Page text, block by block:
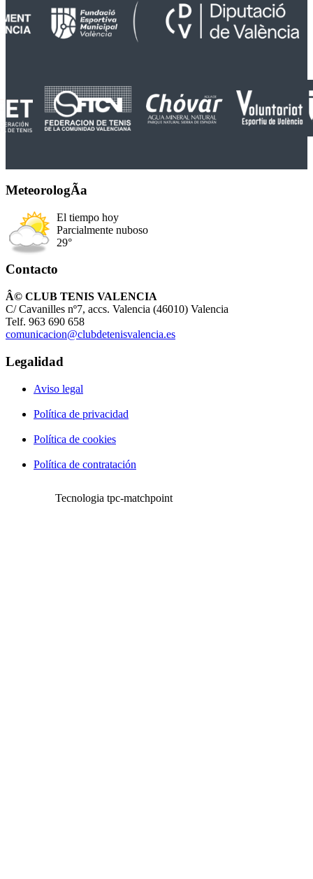
MeteorologÃ­a
El tiempo hoy
Parcialmente nuboso
29°
Contacto
Â© CLUB TENIS VALENCIA
C/ Cavanilles nº7, accs. Valencia (46010) Valencia
Telf. 963 690 658
comunicacion@clubdetenisvalencia.es
Legalidad
Aviso legal
Política de privacidad
Política de cookies
Política de contratación
Tecnologia tpc-matchpoint